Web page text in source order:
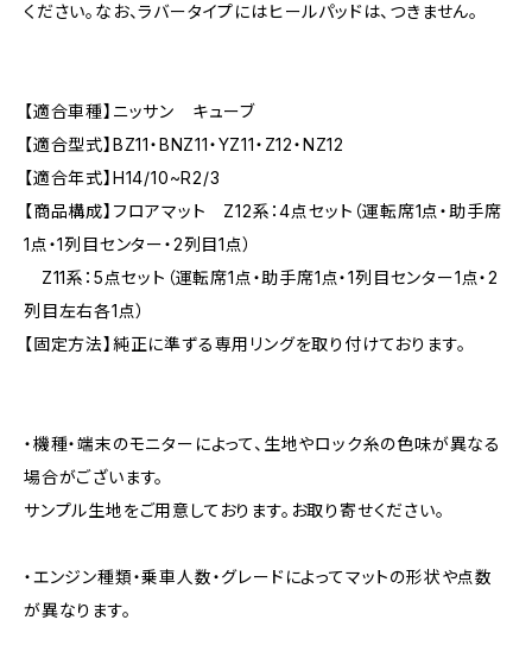
ください。なお、ラバータイプにはヒールパッドは、つきません。
【適合車種】ニッサン キューブ
【適合型式】BZ11・BNZ11・YZ11・Z12・NZ12
【適合年式】H14/10~R2/3
【商品構成】フロアマット Z12系：4点セット（運転席1点・助手席
1点・1列目センター・2列目1点）
Z11系：5点セット（運転席1点・助手席1点・1列目センター1点・2
列目左右各1点）
【固定方法】純正に準ずる専用リングを取り付けております。
・機種・端末のモニターによって、生地やロック糸の色味が異なる
場合がございます。
サンプル生地をご用意しております。お取り寄せください。
・エンジン種類・乗車人数・グレードによってマットの形状や点数
が異なります。